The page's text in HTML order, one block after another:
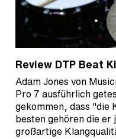
Review DTP Beat
Adam Jones von
Pro 7 ausführlich
gekommen, dass "die
besten gehören die
großartige